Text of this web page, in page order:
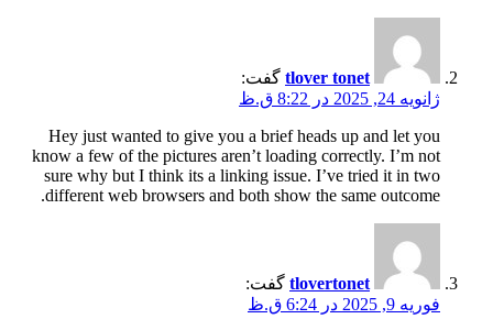
tlover tonet گفت:
ژانویه 24, 2025 در 8:22 ق.ظ
Hey just wanted to give you a brief heads up and let you
know a few of the pictures aren’t loading correctly. I’m not
sure why but I think its a linking issue. I’ve tried it in two
different web browsers and both show the same outcome.
tlovertonet گفت:
فوریه 9, 2025 در 6:24 ق.ظ